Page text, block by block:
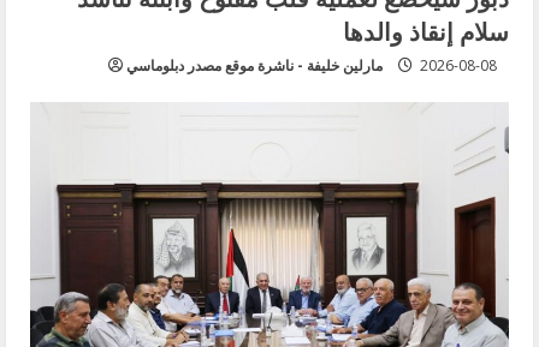
سلام إنقاذ والدها
مارلين خليفة - ناشرة موقع مصدر دبلوماسي 2026-08-08